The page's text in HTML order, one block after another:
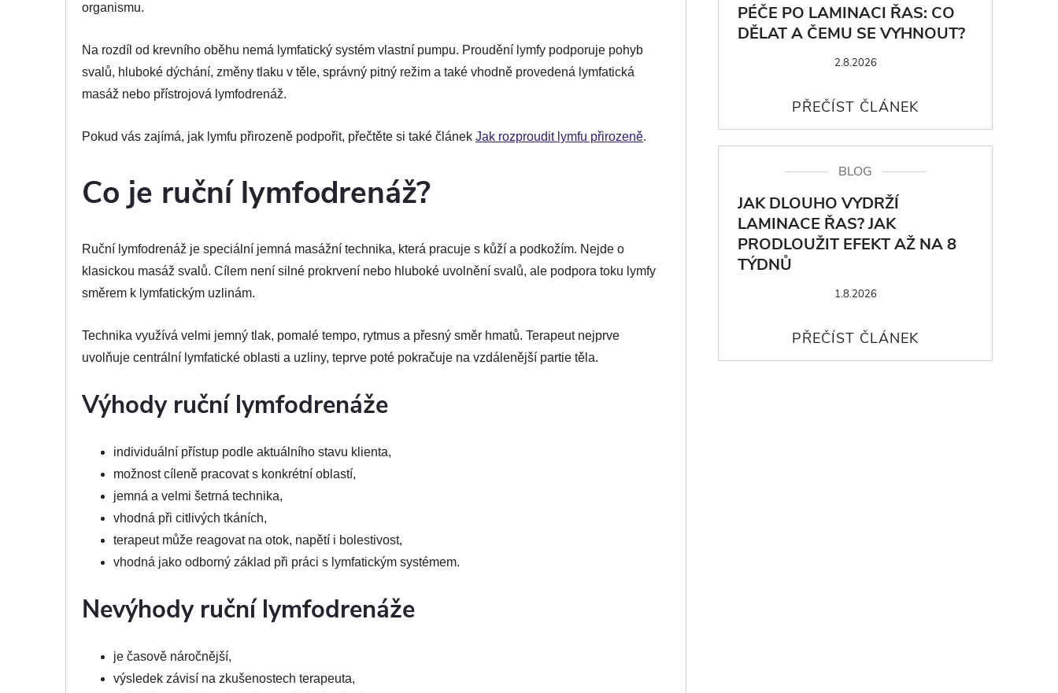
organismu.
Na rozdíl od krevního oběhu nemá lymfatický systém vlastní pumpu. Proudění lymfy podporuje pohyb
svalů, hluboké dýchání, změny tlaku v těle, správný pitný režim a také vhodně provedená lymfatická
masáž nebo přístrojová lymfodrenáž.
Pokud vás zajímá, jak lymfu přirozeně podpořit, přečtěte si také článek Jak rozproudit lymfu přirozeně.
Co je ruční lymfodrenáž?
Ruční lymfodrenáž je speciální jemná masážní technika, která pracuje s kůží a podkožím. Nejde o
klasickou masáž svalů. Cílem není silné prokrvení nebo hluboké uvolnění svalů, ale podpora toku lymfy
směrem k lymfatickým uzlinám.
Technika využívá velmi jemný tlak, pomalé tempo, rytmus a přesný směr hmatů. Terapeut nejprve
uvolňuje centrální lymfatické oblasti a uzliny, teprve poté pokračuje na vzdálenější partie těla.
Výhody ruční lymfodrenáže
individuální přístup podle aktuálního stavu klienta,
možnost cíleně pracovat s konkrétní oblastí,
jemná a velmi šetrná technika,
vhodná při citlivých tkáních,
terapeut může reagovat na otok, napětí i bolestivost,
vhodná jako odborný základ při práci s lymfatickým systémem.
Nevýhody ruční lymfodrenáže
je časově náročnější,
výsledek závisí na zkušenostech terapeuta,
PÉČE PO LAMINACI ŘAS: CO
DĚLAT A ČEMU SE VYHNOUT?
2.8.2026
BLOG
JAK DLOUHO VYDRŽÍ
LAMINACE ŘAS? JAK
PRODLOUŽIT EFEKT AŽ NA 8
TÝDNŮ
1.8.2026